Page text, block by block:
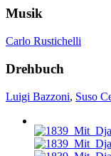
Musik
Carlo Rustichelli
Drehbuch
Luigi Bazzoni, Suso